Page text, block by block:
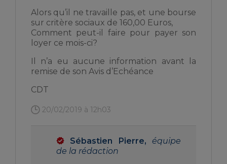
Alors qu’il ne travaille pas, et une bourse
sur critère sociaux de 160,00 Euros,
Comment peut-il faire pour payer son
loyer ce mois-ci?
Il n’a eu aucune information avant la
remise de son Avis d’Echéance
CDT
20/02/2019 à 12h03
Sébastien Pierre, équipe
de la rédaction